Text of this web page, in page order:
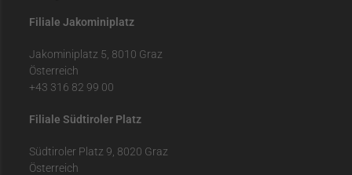
Filiale Jakominiplatz
Jakominiplatz 5, 8010 Graz
Österreich
+43 316 82 99 00
Filiale Südtiroler Platz
Südtiroler Platz 9, 8020 Graz
Österreich